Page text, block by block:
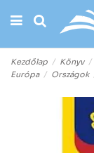
Kezdőlap Könyv
Európa
Országok